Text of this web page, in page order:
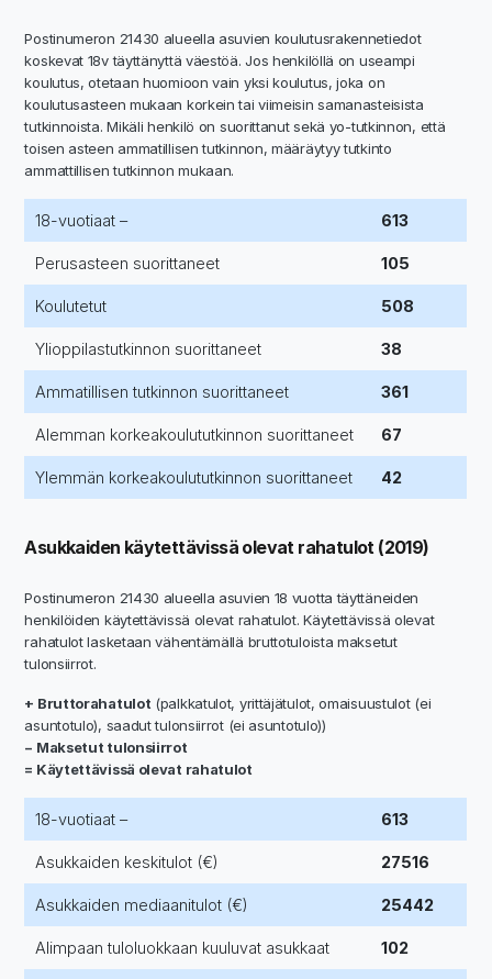
Postinumeron 21430 alueella asuvien koulutusrakennetiedot
koskevat 18v täyttänyttä väestöä. Jos henkilöllä on useampi
koulutus, otetaan huomioon vain yksi koulutus, joka on
koulutusasteen mukaan korkein tai viimeisin samanasteisista
tutkinnoista. Mikäli henkilö on suorittanut sekä yo-tutkinnon, että
toisen asteen ammatillisen tutkinnon, määräytyy tutkinto
ammattillisen tutkinnon mukaan.
18-vuotiaat – 613
Perusasteen suorittaneet 105
Koulutetut 508
Ylioppilastutkinnon suorittaneet 38
Ammatillisen tutkinnon suorittaneet 361
Alemman korkeakoulututkinnon suorittaneet 67
Ylemmän korkeakoulututkinnon suorittaneet 42
Asukkaiden käytettävissä olevat rahatulot (2019)
Postinumeron 21430 alueella asuvien 18 vuotta täyttäneiden
henkilöiden käytettävissä olevat rahatulot. Käytettävissä olevat
rahatulot lasketaan vähentämällä bruttotuloista maksetut
tulonsiirrot.
+ Bruttorahatulot (palkkatulot, yrittäjätulot, omaisuustulot (ei
asuntotulo), saadut tulonsiirrot (ei asuntotulo))
− Maksetut tulonsiirrot
= Käytettävissä olevat rahatulot
18-vuotiaat – 613
Asukkaiden keskitulot (€) 27516
Asukkaiden mediaanitulot (€) 25442
Alimpaan tuloluokkaan kuuluvat asukkaat 102